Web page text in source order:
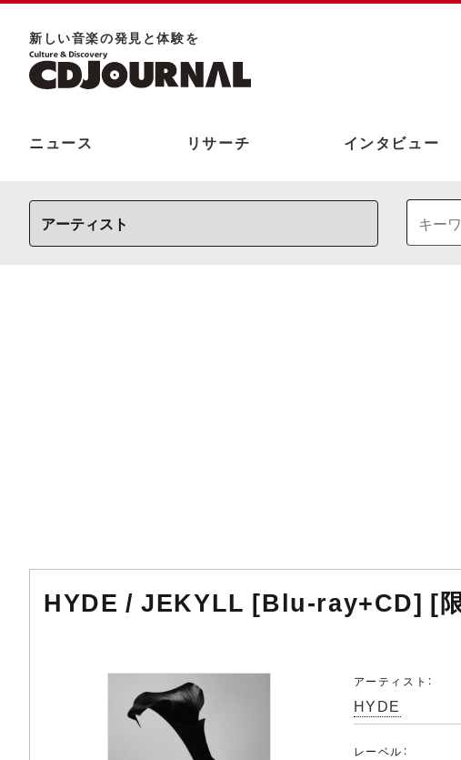
新しい⾳楽の発⾒と体験を
ニュース リサーチ インタビュー
HYDE / JEKYLL [Blu-ray+CD] [
アーティスト：
HYDE
レーベル：